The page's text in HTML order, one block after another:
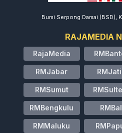
Bumi Serpong Damai (BSD),
RAJAMEDIA
RajaMedia
RMJabar
RMSumut
RMBengkulu
RMMaluku